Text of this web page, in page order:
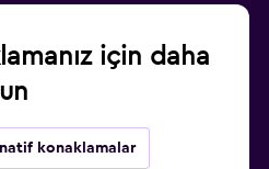
için daha
konaklamalar